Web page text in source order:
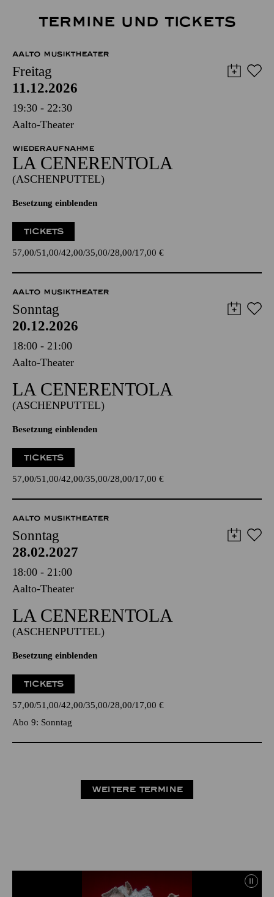
TERMINE UND TICKETS
AALTO MUSIKTHEATER
Freitag
11.12.2026
19:30 - 22:30
Aalto-Theater
WIEDERAUFNAHME
LA CENE­RENTOLA
(ASCHENPUTTEL)
Besetzung einblenden
TICKETS
57,00 51,00 42,00 35,00 28,00 17,00 €
AALTO MUSIKTHEATER
Sonntag
20.12.2026
18:00 - 21:00
Aalto-Theater
LA CENE­RENTOLA
(ASCHENPUTTEL)
Besetzung einblenden
TICKETS
57,00 51,00 42,00 35,00 28,00 17,00 €
AALTO MUSIKTHEATER
Sonntag
28.02.2027
18:00 - 21:00
Aalto-Theater
LA CENE­RENTOLA
(ASCHENPUTTEL)
Besetzung einblenden
TICKETS
57,00 51,00 42,00 35,00 28,00 17,00 €
Abo 9: Sonntag
WEITERE TERMINE